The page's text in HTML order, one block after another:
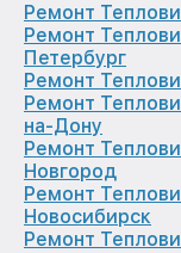
Ремонт
Ремонт
Петербург
Ремонт
Ремонт
на-Дону
Ремонт
Новгород
Ремонт
Новосибирск
Ремонт